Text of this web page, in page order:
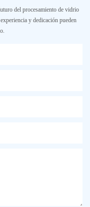
del procesamiento de vidrio
y dedicación pueden